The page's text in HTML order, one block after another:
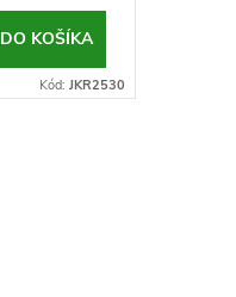
DO KOŠÍKA
Kód: JKR2530